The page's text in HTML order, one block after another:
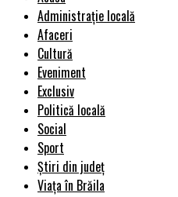
Administrație locală
Afaceri
Cultură
Eveniment
Exclusiv
Politică locală
Social
Sport
Știri din județ
Viața în Brăila